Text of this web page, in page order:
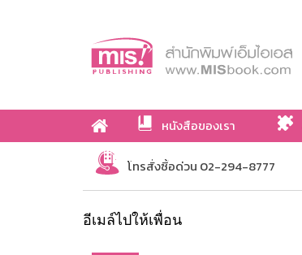
หนังสือของเรา
เกี่ยวกับเรา
โทรสั่งซื้อด่วน 02-294-8777
อีเมล์ไปให้เพื่อน